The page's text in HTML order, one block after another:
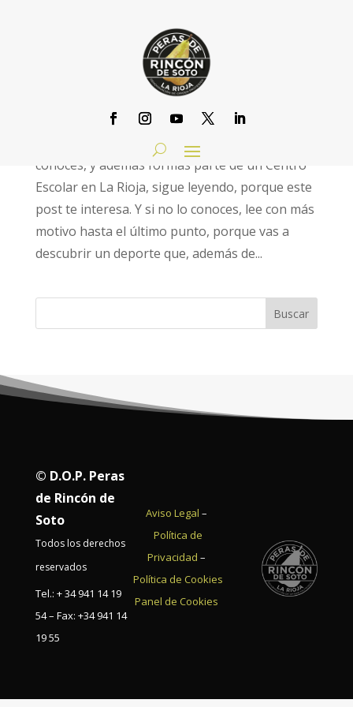
LAS PERAS DE RINCÓN TE AYUDAN A
DOP Peras de Rincon de Soto
¿Conoces el deporte de la Orientación? Si lo
conoces, y además formas parte de un Centro
Escolar en La Rioja, sigue leyendo, porque este
post te interesa. Y si no lo conoces, lee con más
motivo hasta el último punto, porque vas a
descubrir un deporte que, además de...
Buscar
© D.O.P. Peras
de Rincón de
Soto
Todos los derechos
reservados
Tel.: + 34 941 14 19
54 – Fax: +34 941 14
19 55
Aviso Legal –
Política de
Privacidad –
Política de Cookies
Panel de Cookies